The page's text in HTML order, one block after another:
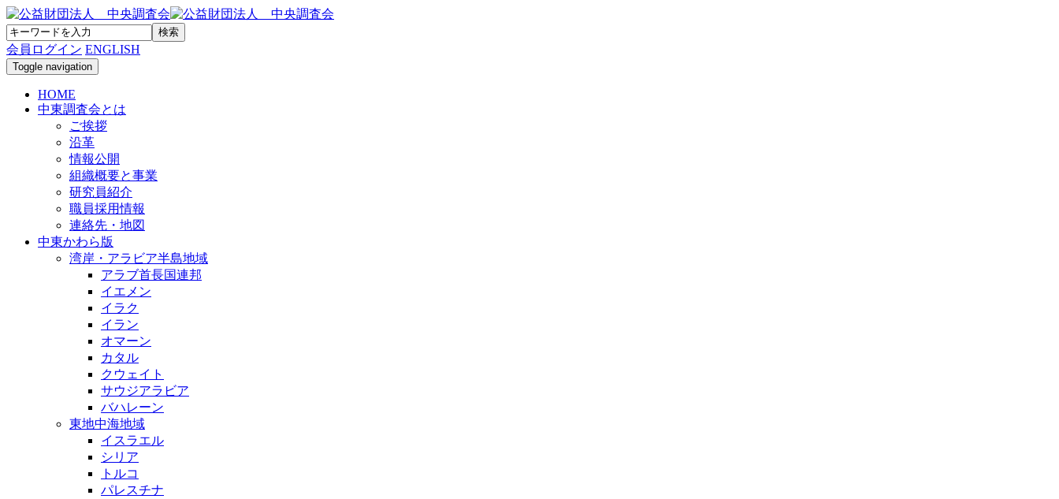
会員ログイン ENGLISH
Toggle navigation
HOME
中東調査会とは
ご挨拶
沿革
情報公開
組織概要と事業
研究員紹介
職員採用情報
連絡先・地図
中東かわら版
湾岸・アラビア半島地域
アラブ首長国連邦
イエメン
イラク
イラン
オマーン
カタル
クウェイト
サウジアラビア
バハレーン
東地中海地域
イスラエル
シリア
トルコ
パレスチナ